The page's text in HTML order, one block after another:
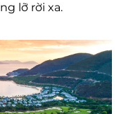
lỡ rời xa.